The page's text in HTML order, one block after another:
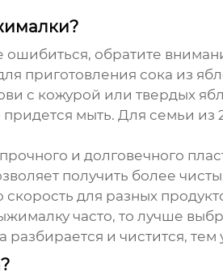
ошибиться, обратите
приготовления сока из
с кожурой или твердых
мыть. Для семьи из
и долговечного
получить более
для разных
часто, то лучше
разбирается и чистится,